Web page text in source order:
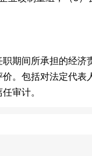
期间所承担的经济
。包括对法定代表
审计。